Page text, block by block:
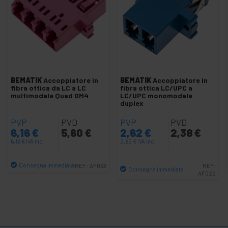
Splitter fibra ottica
Connettore fibra ottica
+
Convertitore Fibra ottica a UTP
+
Strumenti fibra ottica
Patch Panel per Fibra ottica
Pigtail Fiber
+
Diversi fibra ottica
Rete wireless
+
BEMATIK Accoppiatore in
fibra ottica da LC a LC
multimodale Quad OM4
PVP
6,16€
6,16 € IVA inc.
PVD
5,60 €
Consegna immediata REF: AF063
BEMATIK Accoppiatore in
fibra ottica LC/UPC a
LC/UPC monomodale
duplex
PVP
2,62 €
2,62 € IVA inc.
PVD
2,38 €
Consegna immediata
REF:
AF022